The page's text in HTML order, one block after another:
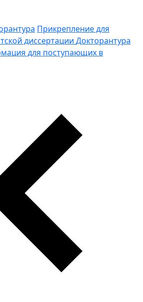
Прикрепление для
диссертации Докторантура
для поступающих в